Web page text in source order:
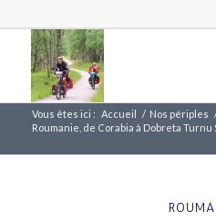
Vous êtes ici : Accueil / Nos périples
Roumanie, de Corabia à Dobreta Turnu